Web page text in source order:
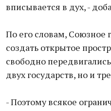
вписывается в дух, -
По его словам, Союзное
создать открытое
свободно
двух государств, но и
- Поэтому всякое